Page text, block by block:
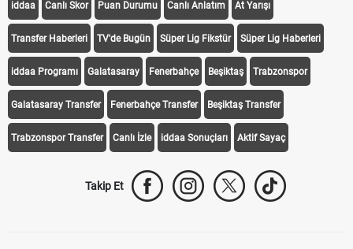
iddaa Canlı Skor Puan Durumu Canlı Anlatım At Yarışı
Transfer Haberleri TV'de Bugün Süper Lig Fikstür Süper Lig Haberleri
iddaa Programı Galatasaray Fenerbahçe Beşiktaş Trabzonspor
Galatasaray Transfer Fenerbahçe Transfer Beşiktaş Transfer
Trabzonspor Transfer Canlı İzle iddaa Sonuçları Aktif Sayaç
Takip Et